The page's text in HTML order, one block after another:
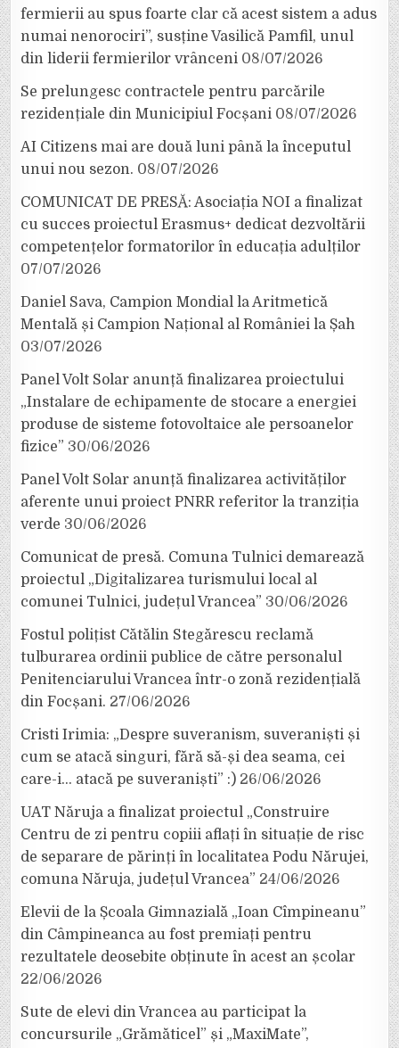
fermierii au spus foarte clar că acest sistem a adus
numai nenorociri”, susține Vasilică Pamfil, unul
din liderii fermierilor vrânceni 08/07/2026
Se prelungesc contractele pentru parcările
rezidențiale din Municipiul Focșani 08/07/2026
AI Citizens mai are două luni până la începutul
unui nou sezon. 08/07/2026
COMUNICAT DE PRESĂ: Asociația NOI a finalizat
cu succes proiectul Erasmus+ dedicat dezvoltării
competențelor formatorilor în educația adulților
07/07/2026
Daniel Sava, Campion Mondial la Aritmetică
Mentală și Campion Național al României la Șah
03/07/2026
Panel Volt Solar anunță finalizarea proiectului
„Instalare de echipamente de stocare a energiei
produse de sisteme fotovoltaice ale persoanelor
fizice” 30/06/2026
Panel Volt Solar anunță finalizarea activităților
aferente unui proiect PNRR referitor la tranziția
verde 30/06/2026
Comunicat de presă. Comuna Tulnici demarează
proiectul „Digitalizarea turismului local al
comunei Tulnici, județul Vrancea” 30/06/2026
Fostul polițist Cătălin Stegărescu reclamă
tulburarea ordinii publice de către personalul
Penitenciarului Vrancea într-o zonă rezidențială
din Focșani. 27/06/2026
Cristi Irimia: „Despre suveranism, suveraniști și
cum se atacă singuri, fără să-și dea seama, cei
care-i… atacă pe suveraniști” :) 26/06/2026
UAT Năruja a finalizat proiectul „Construire
Centru de zi pentru copiii aflați în situație de risc
de separare de părinți în localitatea Podu Nărujei,
comuna Năruja, județul Vrancea” 24/06/2026
Elevii de la Școala Gimnazială „Ioan Cîmpineanu”
din Câmpineanca au fost premiați pentru
rezultatele deosebite obținute în acest an școlar
22/06/2026
Sute de elevi din Vrancea au participat la
concursurile „Grămăticel” și „MaxiMate”,